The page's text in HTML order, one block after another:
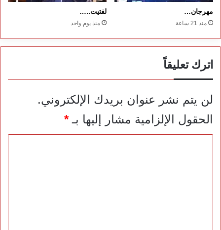
مهرجان…
منذ 21 ساعة
لفتيت..…
منذ يوم واحد
اترك تعليقاً
لن يتم نشر عنوان بريدك الإلكتروني.
الحقول الإلزامية مشار إليها بـ*